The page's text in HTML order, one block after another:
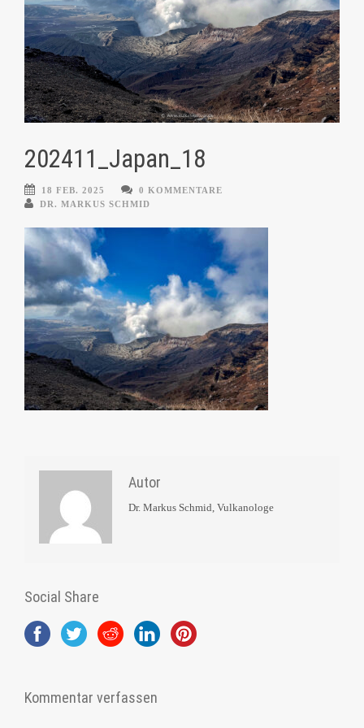
202411_Japan_18
18 FEB. 2025
0 KOMMENTARE
DR. MARKUS SCHMID
Autor
Dr. Markus Schmid, Vulkanologe
Social Share
Kommentar verfassen